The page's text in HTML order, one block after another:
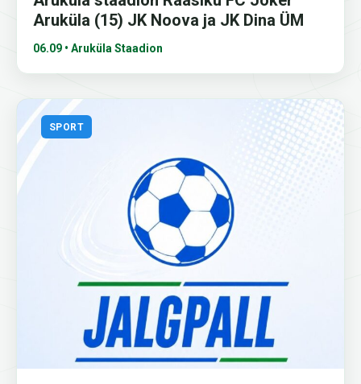
Aruküla (15) JK Noova ja JK Dina ÜM
06.09 • Aruküla Staadion
SPORT